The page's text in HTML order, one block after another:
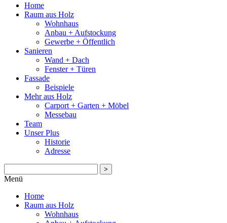
Home
Raum aus Holz
Wohnhaus
Anbau + Aufstockung
Gewerbe + Öffentlich
Sanieren
Wand + Dach
Fenster + Türen
Fassade
Beispiele
Mehr aus Holz
Carport + Garten + Möbel
Messebau
Team
Unser Plus
Historie
Adresse
>
Menü
Home
Raum aus Holz
Wohnhaus